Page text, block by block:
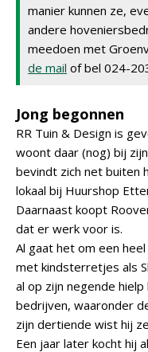
manier kunnen ze,
andere
meedoen met
de mail of bel 024-
Jong begonnen
RR Tuin & Design is
woont daar (nog) bij
bevindt zich net buiten
lokaal bij Huurshop
Daarnaast koopt
dat er werk voor is.
Al gaat het om een
met kindsterretjes als
al op zijn negende
bedrijven, waaronder
zijn dertiende wist hij
Een jaar later kocht hij